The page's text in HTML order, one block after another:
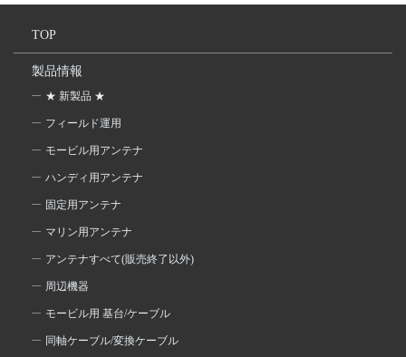
TOP
製品情報
★ 新製品 ★
フィールド運用
モービル用アンテナ
ハンディ用アンテナ
固定用アンテナ
マリン用アンテナ
アンテナすべて(販売終了以外)
周辺機器
モービル用 基台/ケーブル
同軸ケーブル/変換ケーブル